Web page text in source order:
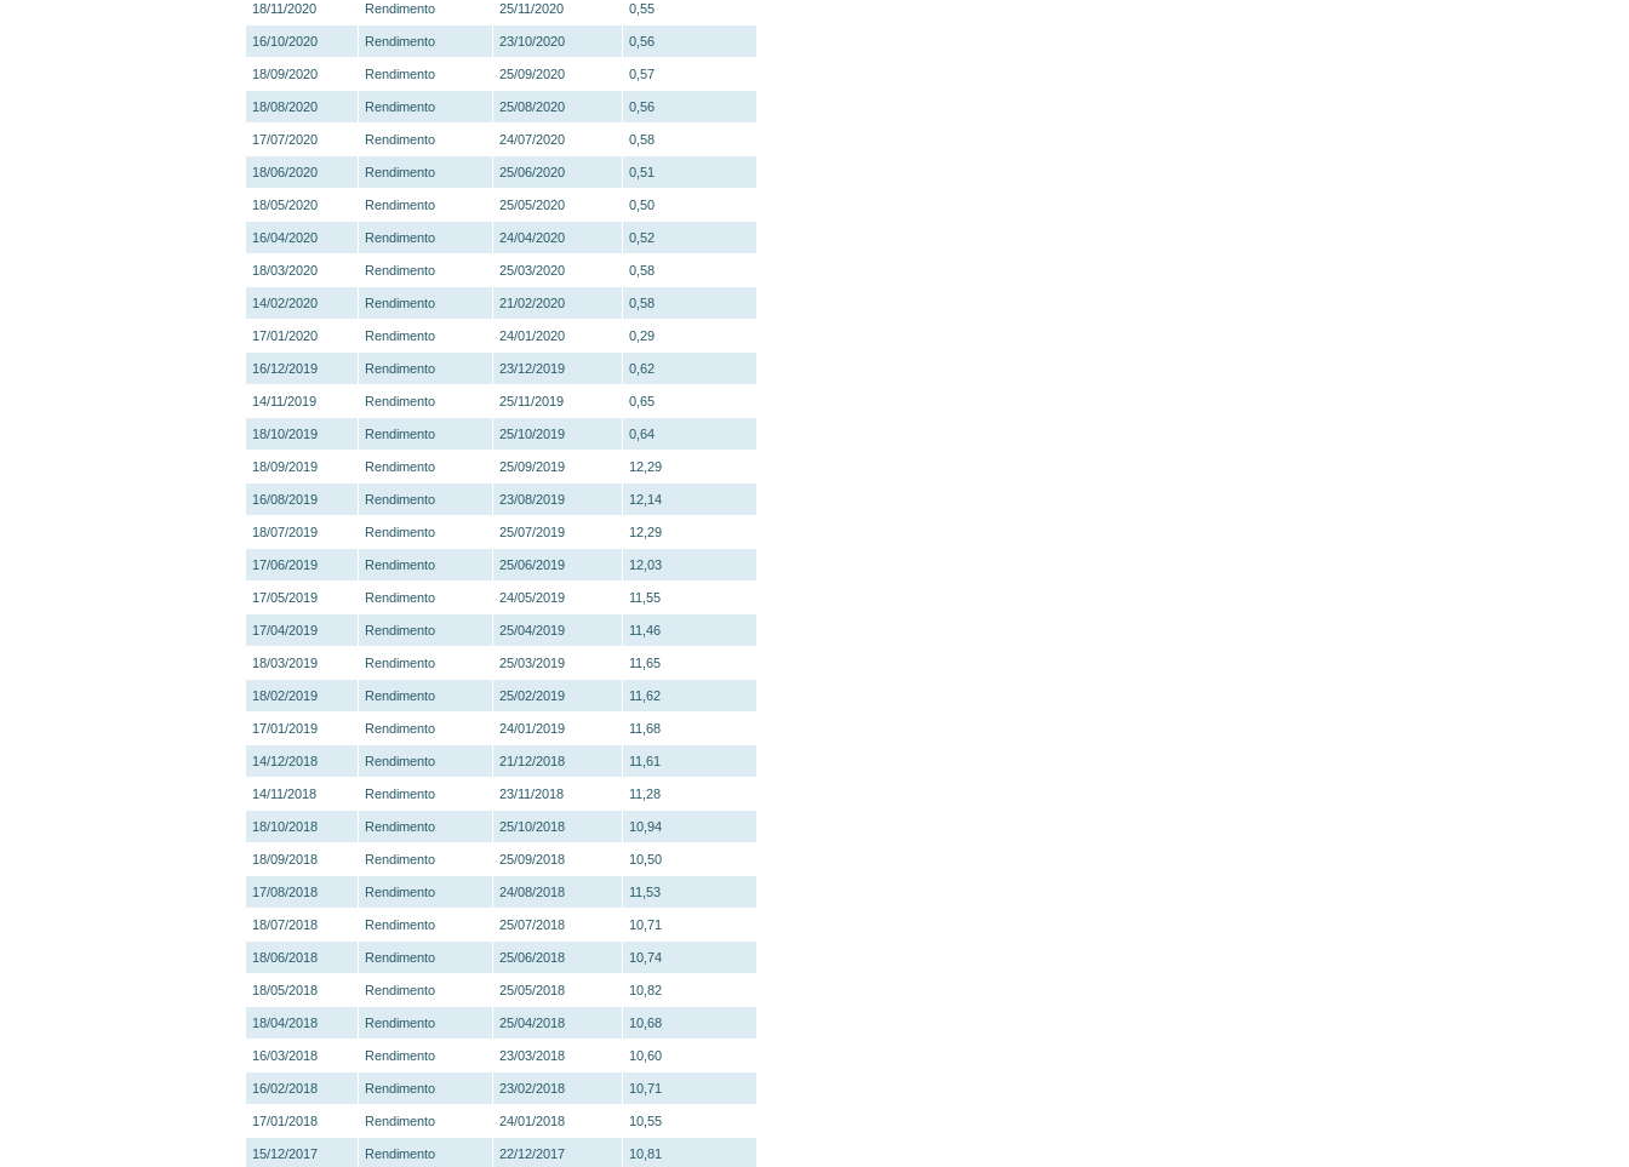
18/11/2020 Rendimento 25/11/2020 0,55
16/10/2020 Rendimento 23/10/2020 0,56
18/09/2020 Rendimento 25/09/2020 0,57
18/08/2020 Rendimento 25/08/2020 0,56
17/07/2020 Rendimento 24/07/2020 0,58
18/06/2020 Rendimento 25/06/2020 0,51
18/05/2020 Rendimento 25/05/2020 0,50
16/04/2020 Rendimento 24/04/2020 0,52
18/03/2020 Rendimento 25/03/2020 0,58
14/02/2020 Rendimento 21/02/2020 0,58
17/01/2020 Rendimento 24/01/2020 0,29
16/12/2019 Rendimento 23/12/2019 0,62
14/11/2019 Rendimento 25/11/2019 0,65
18/10/2019 Rendimento 25/10/2019 0,64
18/09/2019 Rendimento 25/09/2019 12,29
16/08/2019 Rendimento 23/08/2019 12,14
18/07/2019 Rendimento 25/07/2019 12,29
17/06/2019 Rendimento 25/06/2019 12,03
17/05/2019 Rendimento 24/05/2019 11,55
17/04/2019 Rendimento 25/04/2019 11,46
18/03/2019 Rendimento 25/03/2019 11,65
18/02/2019 Rendimento 25/02/2019 11,62
17/01/2019 Rendimento 24/01/2019 11,68
14/12/2018 Rendimento 21/12/2018 11,61
14/11/2018 Rendimento 23/11/2018 11,28
18/10/2018 Rendimento 25/10/2018 10,94
18/09/2018 Rendimento 25/09/2018 10,50
17/08/2018 Rendimento 24/08/2018 11,53
18/07/2018 Rendimento 25/07/2018 10,71
18/06/2018 Rendimento 25/06/2018 10,74
18/05/2018 Rendimento 25/05/2018 10,82
18/04/2018 Rendimento 25/04/2018 10,68
16/03/2018 Rendimento 23/03/2018 10,60
16/02/2018 Rendimento 23/02/2018 10,71
17/01/2018 Rendimento 24/01/2018 10,55
15/12/2017 Rendimento 22/12/2017 10,81